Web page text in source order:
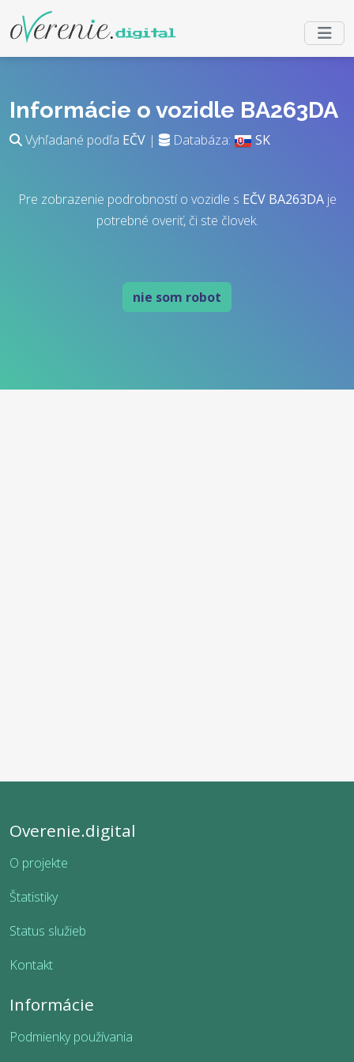
Informácie o vozidle BA263DA
Vyhľadané podľa EČV | Databáza: SK
Pre zobrazenie podrobností o vozidle s EČV BA263DAje
potrebné overiť, či ste človek.
nie som robot
Overenie.digital
O projekte
Štatistiky
Status služieb
Kontakt
Informácie
Podmienky používania